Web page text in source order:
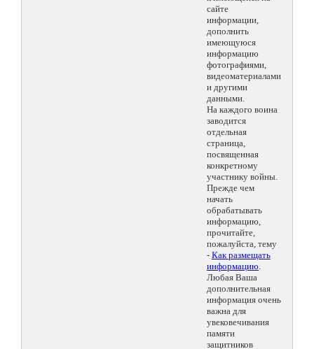
сайте
информации,
дополнить
имеющуюся
информацию
фотографиями,
видеоматериалами
и другими
данными.
На каждого воина
заводится
отдельная
страница,
посвященная
конкретному
участнику войны.
Прежде чем
начать
обрабатывать
информацию,
прочитайте,
пожалуйста, тему
- Как размещать
информацию.
Любая Ваша
дополнительная
информация очень
важна для
увековечивания
памяти
защитников